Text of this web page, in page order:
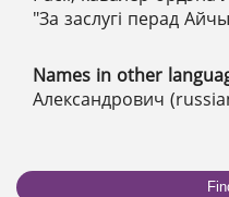
"За заслугі перад
Names in other
Александрович